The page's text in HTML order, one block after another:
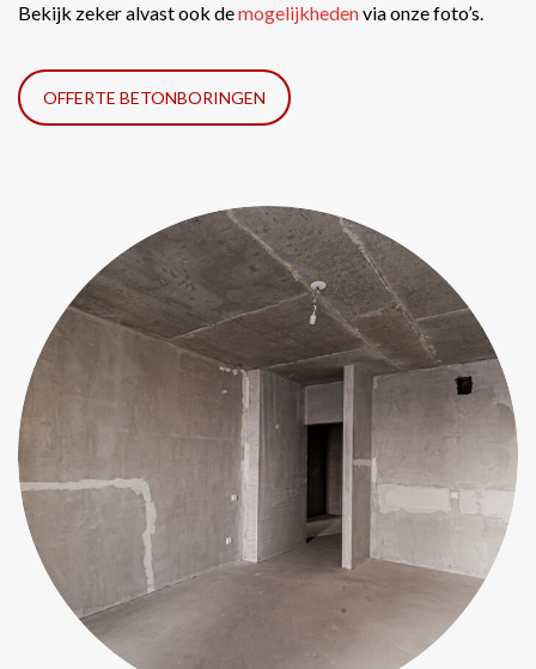
Bekijk zeker alvast ook demogelijkhedenvia onze foto’s.
OFFERTE BETONBORINGEN